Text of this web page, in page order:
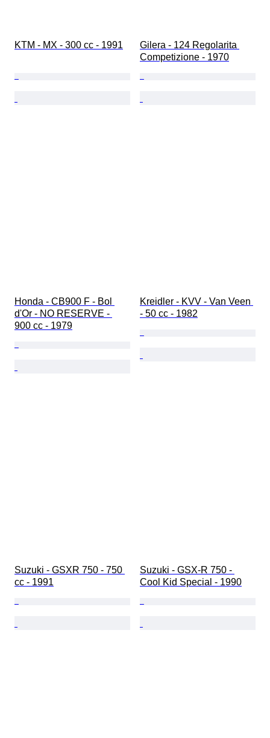
KTM - MX - 300 cc - 1991
Gilera - 124 Regolarita
Competizione - 1970
Honda - CB900 F - Bol
d'Or - NO RESERVE -
900 cc - 1979
Kreidler - KVV - Van Veen
- 50 cc - 1982
Suzuki - GSXR 750 - 750
cc - 1991
Suzuki - GSX-R 750 -
Cool Kid Special - 1990